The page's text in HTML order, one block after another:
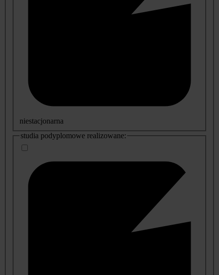
niestacjonarna
studia podyplomowe realizowane: